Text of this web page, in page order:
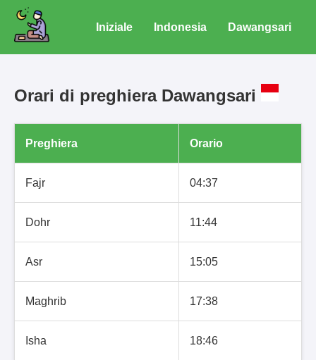
Iniziale Indonesia Dawangsari
Orari di preghiera Dawangsari
Preghiera Orario
Fajr 04:37
Dohr 11:44
Asr 15:05
Maghrib 17:38
Isha 18:46